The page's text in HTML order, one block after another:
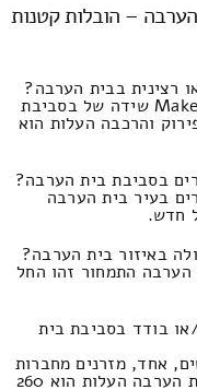
– הובלות קטנות
רצינית בבית הערבה?
מחירי שינוע של שידה שמיועדת ל# Makeup שידה של בסביבת
והרכבה העלות הוא
בסביבת בית הערבה?
בעיר בית הערבה
באיזור בית הערבה?
התמחור זהו החל
בודד בסביבת בית
אחד, מזרנים מחברות
שונות כולל עבודת מעבירים בסביבת בית הערבה העלות הוא 260